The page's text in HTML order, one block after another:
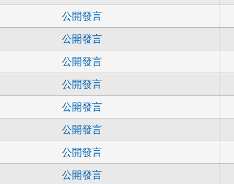
公開發言
公開發言
公開發言
公開發言
公開發言
公開發言
公開發言
公開發言